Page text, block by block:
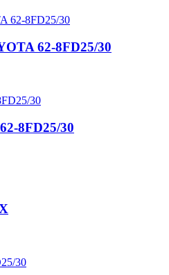
62-8FD25/30
8FD25/30